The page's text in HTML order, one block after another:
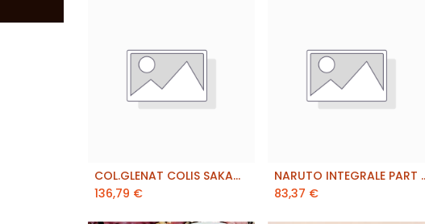
ajouter au panier COL.GLENAT COLIS SAKAMOTO DAYS
136,79 €
ajouter au panier
NARUTO
83,37 €